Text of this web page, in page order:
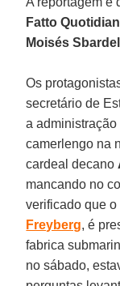
Fatto
Moisés
Os
secretário de
a
camerlengo na
cardeal decano
mancando no
verificado que
Freyberg, é
fabrica
no sábado,